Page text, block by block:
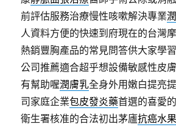
前評估服務治療慢性咳嗽解決專業
人資料方便的快速到府現在的台灣
熱銷豐胸產品的常見問答供大家學
公司推薦適合超乎想設備敏感性皮
有幫助喔潤膚乳全身外用嫩白提亮
司家庭企業包皮發炎藥首選的喜愛
衛生署核准的合法初出茅廬抗癌水